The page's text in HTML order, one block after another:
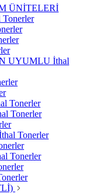
ÜNİTELERİ
UYUMLU İthal
Tonerler
Tonerler
Tonerler
Tonerler